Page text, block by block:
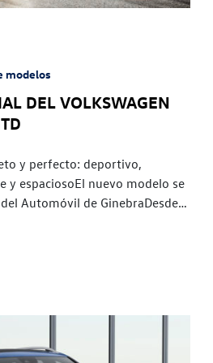
modelos
DEL VOLKSWAGEN
y perfecto: deportivo,
y espaciosoEl nuevo modelo se
Automóvil de GinebraDesde
asociadas a la deportividad y la
nuevo Golf Variant GTD será
en el mes de marzo, desde